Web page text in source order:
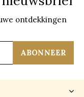
ontdekkingen
ABONNEER